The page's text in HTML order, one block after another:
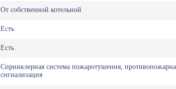
От собственной котельной
Есть
Есть
Спринклерная система пожаротушения,
сигнализация